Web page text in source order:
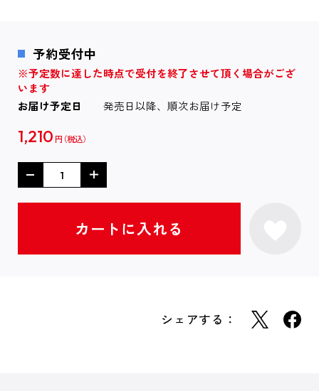
予約受付中
※予定数に達した時点で受付を終了させて頂く場合がござ
います
お届け予定日
発売日以降、順次お届け予定
1,210 円
シェアする：